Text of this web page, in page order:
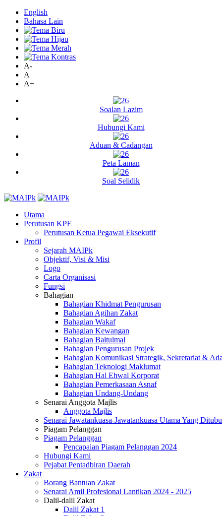
English
Bahasa Lain
A-
A
A+
Soalan Lazim
Hubungi Kami
Aduan & Cadangan
Peta Laman
Soal Selidik
Utama
Perutusan KPE
Perutusan Ketua Pegawai Eksekutif
Profil
Sejarah MAIPk
Objektif, Visi & Misi
Logo
Carta Organisasi
Fungsi
Bahagian
Bahagian Khidmat Pengurusan
Bahagian Agihan Zakat
Bahagian Wakaf
Bahagian Kewangan
Bahagian Baitulmal
Bahagian Pengurusan Projek
Bahagian Komunikasi Strategik, Sekretariat &
Bahagian Teknologi Maklumat
Bahagian Hal Ehwal Korporat
Bahagian Pemerkasaan Asnaf
Bahagian Undang-Undang
Senarai Anggota Majlis
Anggota Majlis
Senarai Jawatankuasa-Jawatankuasa Utama Yang
Piagam Pelanggan
Piagam Pelanggan
Pencapaian Piagam Pelanggan 2024
Hubungi Kami
Pejabat Pentadbiran Daerah
Zakat
Borang Bantuan Zakat
Senarai Amil Profesional Lantikan 2024 - 2025
Dalil-dalil Zakat
Dalil Zakat 1